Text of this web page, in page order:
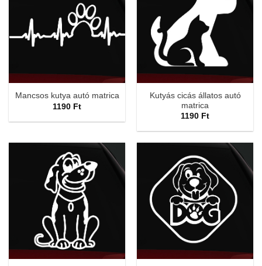
Mancsos kutya autó matrica
1190 Ft
Kutyás cicás állatos autó
matrica
1190 Ft